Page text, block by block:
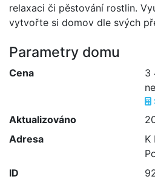
relaxaci či pěstování rostlin.
vytvořte si domov dle svých
Parametry domu
Cena
3
Aktualizováno
Adresa
K
ID